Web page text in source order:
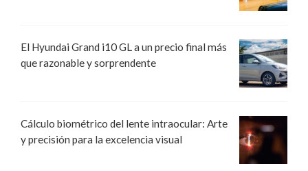
El Hyundai Grand i10 GL a un precio final más
que razonable y sorprendente
Cálculo biométrico del lente intraocular: Arte
y precisión para la excelencia visual